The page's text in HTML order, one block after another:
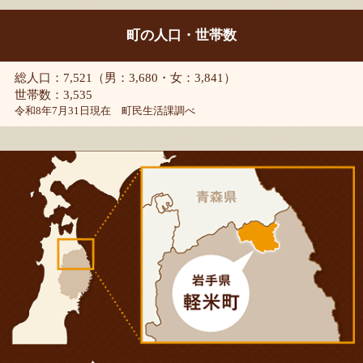
町の人口・世帯数
総人口：7,521（男：3,680・女：3,841）
世帯数：3,535
令和8年7月31日現在 町民生活課調べ